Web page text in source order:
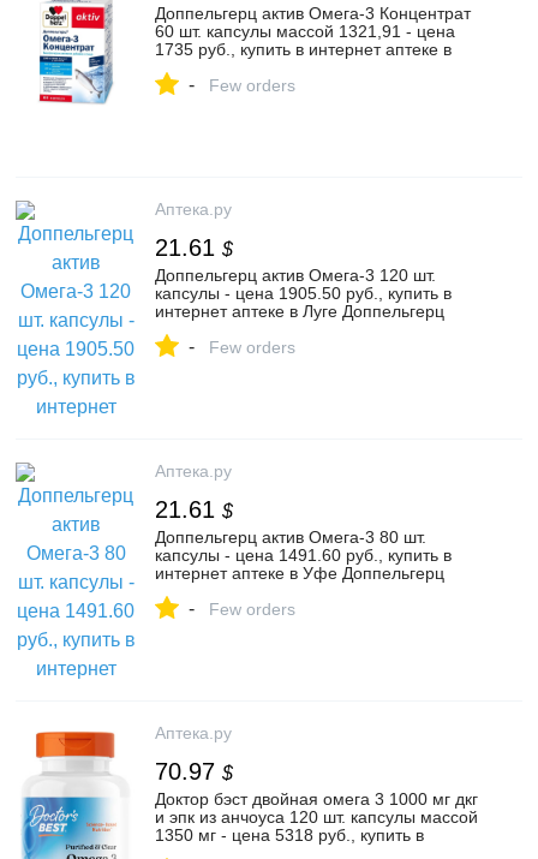
Доппельгерц актив Омега-3 Концентрат
60 шт. капсулы массой 1321,91 - цена
1735 руб., купить в интернет аптеке в
Омега-3 Концентрат 60 шт. капсулы
- Few orders
Аптека.ру
21.61 $
Доппельгерц актив Омега-3 120 шт.
капсулы - цена 1905.50 руб., купить в
интернет аптеке в Луге Доппельгерц
инструкция по применению
- Few orders
Аптека.ру
21.61 $
Доппельгерц актив Омега-3 80 шт.
капсулы - цена 1491.60 руб., купить в
интернет аптеке в Уфе Доппельгерц
инструкция по применению
- Few orders
Аптека.ру
70.97 $
Доктор бэст двойная омега 3 1000 мг дкг
и эпк из анчоуса 120 шт. капсулы массой
1350 мг - цена 5318 руб., купить в